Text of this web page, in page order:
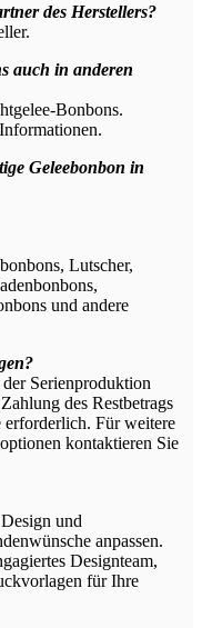
des Herstellers?
auch in anderen
Bonbons.
Geleebonbon in
Lutscher,
und andere
Serienproduktion
des Restbetrags
Für weitere
kontaktieren Sie
und
anpassen.
Designteam,
für Ihre